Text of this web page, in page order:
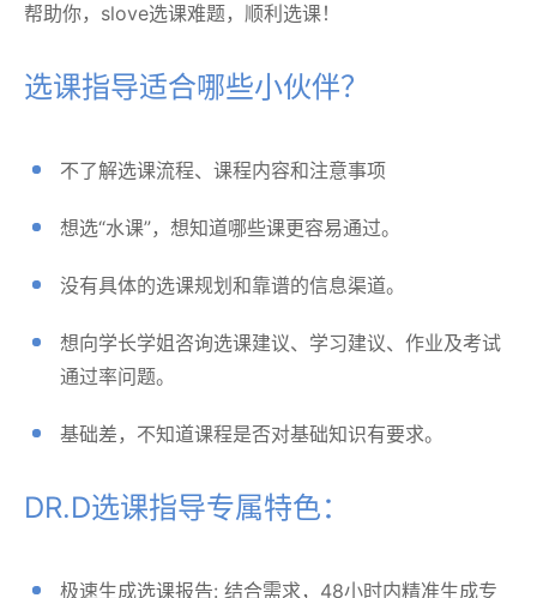
帮助你，slove选课难题，顺利选课！
选课指导适合哪些小伙伴？
不了解选课流程、课程内容和注意事项
想选“水课”，想知道哪些课更容易通过。
没有具体的选课规划和靠谱的信息渠道。
想向学长学姐咨询选课建议、学习建议、作业及考试
通过率问题。
基础差，不知道课程是否对基础知识有要求。
DR.D选课指导专属特色：
极速生成选课报告: 结合需求，48小时内精准生成专